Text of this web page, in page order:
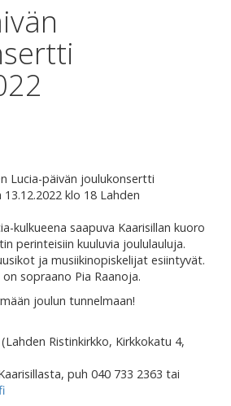
Lucia-päivän joulukonsertti
klo 18 Lahden
kulkueena saapuva Kaarisillan kuoro
perinteisiin kuuluvia joululauluja.
ja musiikinopiskelijat esiintyvät.
sopraano Pia Raanoja.
joulun tunnelmaan!
Ristinkirkko, Kirkkokatu 4,
puh 040 733 2363 tai